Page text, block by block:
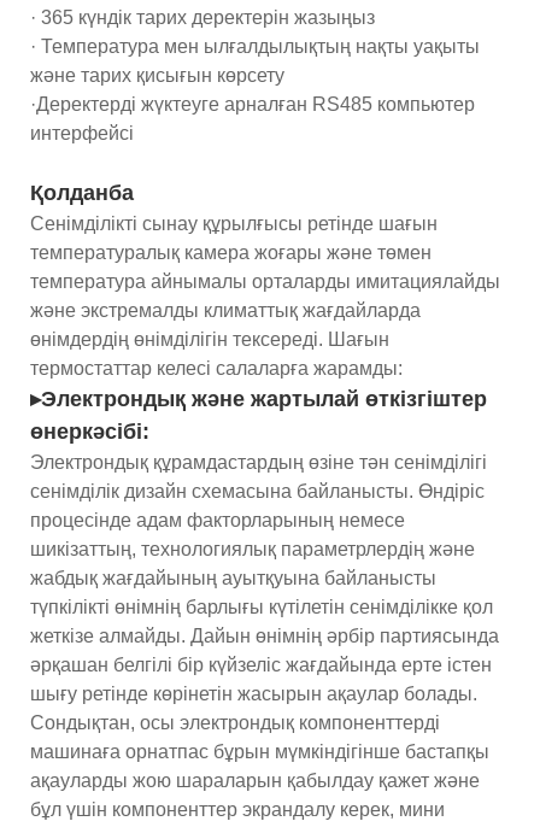
· 365 күндік тарих деректерін жазыңыз
· Температура мен ылғалдылықтың нақты уақыты
және тарих қисығын көрсету
·Деректерді жүктеуге арналған RS485 компьютер
интерфейсі
Қолданба
Сенімділікті сынау құрылғысы ретінде шағын
температуралық камера жоғары және төмен
температура айнымалы орталарды имитациялайды
және экстремалды климаттық жағдайларда
өнімдердің өнімділігін тексереді. Шағын
термостаттар келесі салаларға жарамды:
▸Электрондық және жартылай өткізгіштер
өнеркәсібі:
Электрондық құрамдастардың өзіне тән сенімділігі
сенімділік дизайн схемасына байланысты. Өндіріс
процесінде адам факторларының немесе
шикізаттың, технологиялық параметрлердің және
жабдық жағдайының ауытқуына байланысты
түпкілікті өнімнің барлығы күтілетін сенімділікке қол
жеткізе алмайды. Дайын өнімнің әрбір партиясында
әрқашан белгілі бір күйзеліс жағдайында ерте істен
шығу ретінде көрінетін жасырын ақаулар болады.
Сондықтан, осы электрондық компоненттерді
машинаға орнатпас бұрын мүмкіндігінше бастапқы
ақауларды жою шараларын қабылдау қажет және
бұл үшін компоненттер экрандалу керек, мини